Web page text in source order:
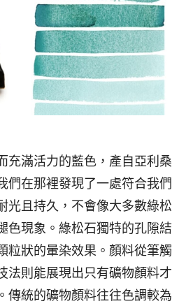
充滿活力的藍色，產自亞利桑
們在那裡發現了一處符合我們
光且持久，不會像大多數綠松
色現象。綠松石獨特的孔隙結
粒狀的暈染效果。顏料從筆觸
法則能展現出只有礦物顏料才
傳統的礦物顏料往往色調較為